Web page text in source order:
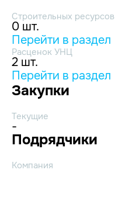
Строительных ресурсов
0 шт.
Перейти в раздел
Расценок УНЦ
2 шт.
Перейти в раздел
Закупки
Текущие
-
Подрядчики
Компания